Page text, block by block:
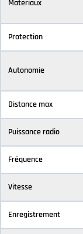
Matériaux
Protection
Autonomie
Distance max
Puissance radio
Fréquence
Vitesse
Enregistrement